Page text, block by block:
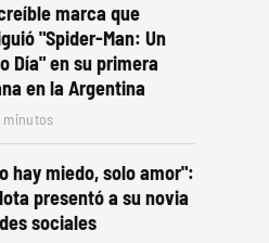
marca que
"Spider-Man: Un
Día" en su primera
en la Argentina
minutos
hay miedo, solo amor":
presentó a su novia
sociales